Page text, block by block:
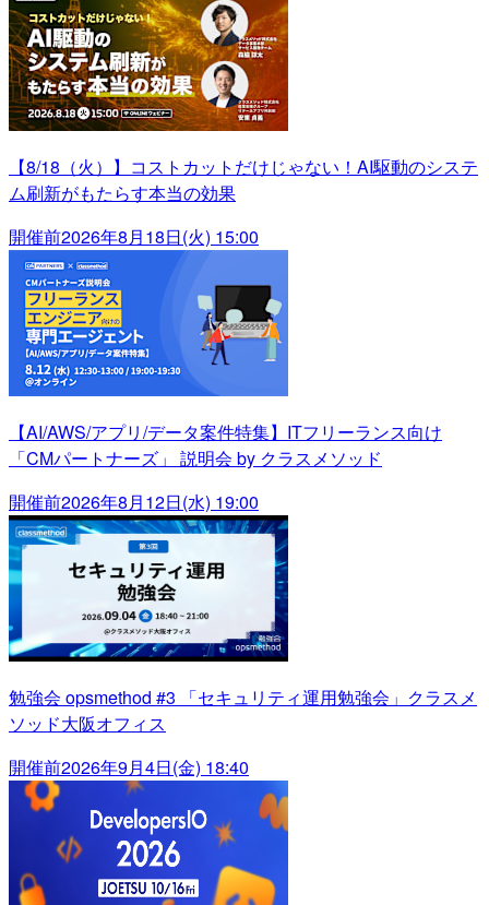
【8/18（火）】コストカットだけじゃない！AI駆動のシステ
ム刷新がもたらす本当の効果
開催前2026年8月18日(火) 15:00
【AI/AWS/アプリ/データ案件特集】ITフリーランス向け
「CMパートナーズ」 説明会 by クラスメソッド
開催前2026年8月12日(水) 19:00
勉強会 opsmethod #3 「セキュリティ運用勉強会」クラスメ
ソッド大阪オフィス
開催前2026年9月4日(金) 18:40